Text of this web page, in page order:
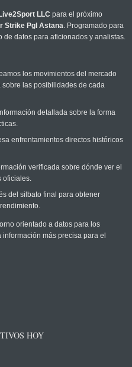
Live2Sport LLC para el próximo
Strike Pgl Astana. Programado para
de datos para aficionados y analistas.
los movimientos del mercado
las posibilidades de cada
detallada sobre la forma
enfrentamientos directos históricos
verificada sobre dónde ver el
oficiales.
del silbato final para obtener
orientado a datos para los
más precisa para el
HOY